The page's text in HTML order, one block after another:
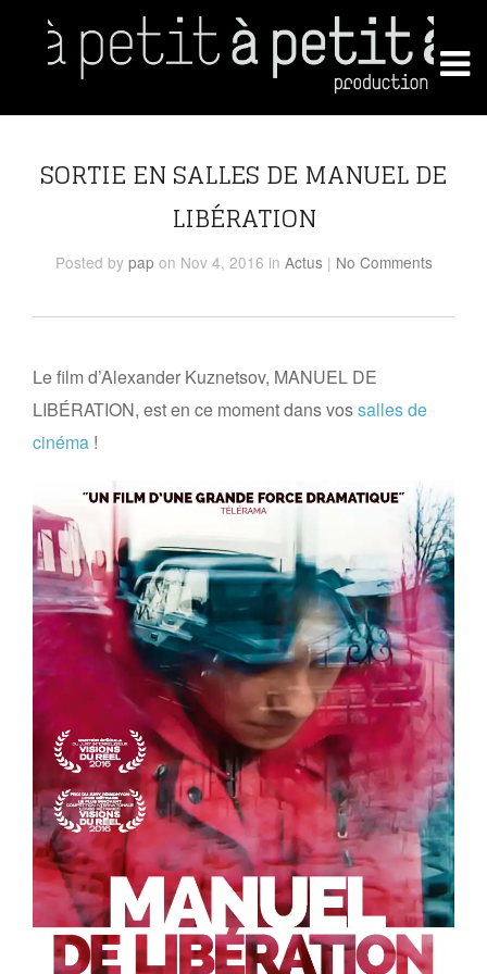
SORTIE EN SALLES DE MANUEL DE
LIBÉRATION
Posted by pap on Nov 4, 2016 in Actus | No Comments
Le film d’Alexander Kuznetsov, MANUEL DE
LIBÉRATION, est en ce moment dans vossalles de
cinéma !